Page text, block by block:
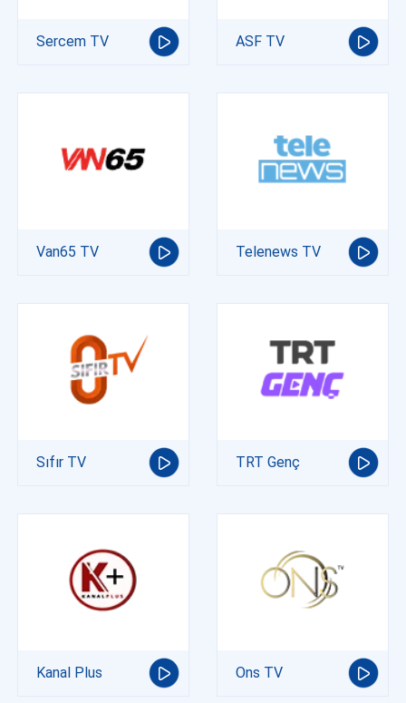
Sercem TV ASF TV
Van65 TV Telenews TV
Sıfır TV TRT Genç
Kanal Plus Ons TV